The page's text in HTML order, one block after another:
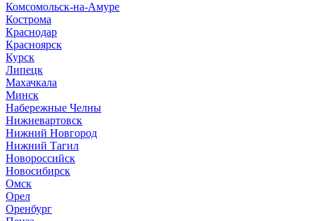
Комсомольск-на-Амуре
Кострома
Краснодар
Красноярск
Курск
Липецк
Махачкала
Минск
Набережные Челны
Нижневартовск
Нижний Новгород
Нижний Тагил
Новороссийск
Новосибирск
Омск
Орел
Оренбург